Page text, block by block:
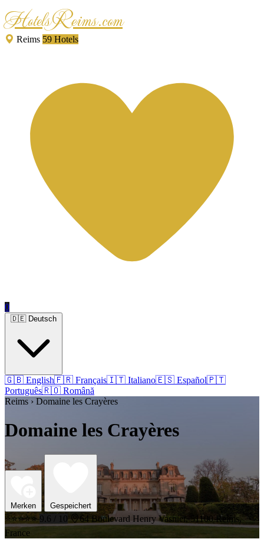
HotelsReims.com
Reims 59 Hotels
0
🇬🇧 English🇫🇷 Français🇮🇹 Italiano🇪🇸 Español🇵🇹
Português🇷🇴 Română
Reims › Domaine les Crayères
Domaine les Crayères
Merken Gespeichert
⭐⭐⭐⭐⭐ 9.6 / 10
64 Boulevard Henry Vasnier, 51100 Reims,
France